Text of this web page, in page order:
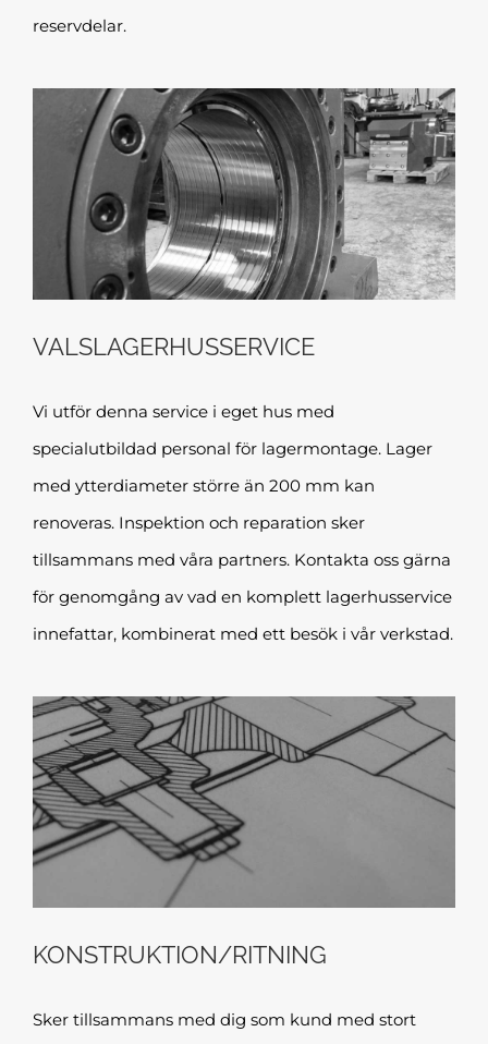
reservdelar.
VALSLAGERHUSSERVICE
Vi utför denna service i eget hus med
specialutbildad personal för lagermontage. Lager
med ytterdiameter större än 200 mm kan
renoveras. Inspektion och reparation sker
tillsammans med våra partners. Kontakta oss gärna
för genomgång av vad en komplett lagerhusservice
innefattar, kombinerat med ett besök i vår verkstad.
KONSTRUKTION/RITNING
Sker tillsammans med dig som kund med stort